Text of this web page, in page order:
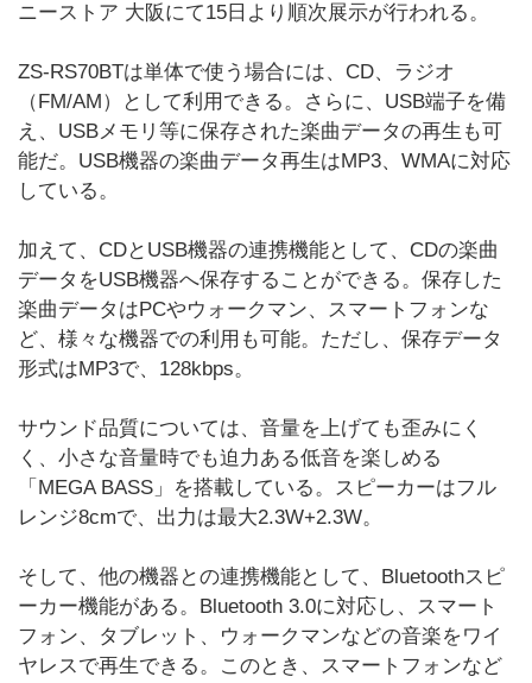
ニーストア 大阪にて15日より順次展示が行われる。
ZS-RS70BTは単体で使う場合には、CD、ラジオ
（FM/AM）として利用できる。さらに、USB端子を備
え、USBメモリ等に保存された楽曲データの再生も可
能だ。USB機器の楽曲データ再生はMP3、WMAに対応
している。
加えて、CDとUSB機器の連携機能として、CDの楽曲
データをUSB機器へ保存することができる。保存した
楽曲データはPCやウォークマン、スマートフォンな
ど、様々な機器での利用も可能。ただし、保存データ
形式はMP3で、128kbps。
サウンド品質については、音量を上げても歪みにく
く、小さな音量時でも迫力ある低音を楽しめる
「MEGA BASS」を搭載している。スピーカーはフル
レンジ8cmで、出力は最大2.3W+2.3W。
そして、他の機器との連携機能として、Bluetoothスピ
ーカー機能がある。Bluetooth 3.0に対応し、スマート
フォン、タブレット、ウォークマンなどの音楽をワイ
ヤレスで再生できる。このとき、スマートフォンなど